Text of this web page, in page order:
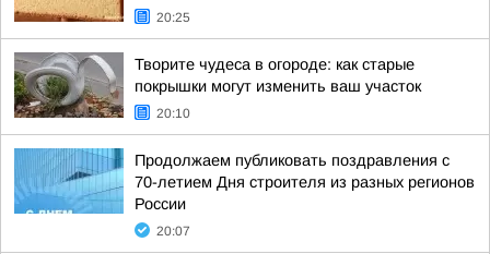
20:25
Творите чудеса в огороде: как старые
покрышки могут изменить ваш участок
20:10
Продолжаем публиковать поздравления с
70-летием Дня строителя из разных регионов
России
20:07